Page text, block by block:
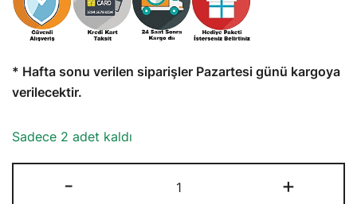
* Hafta sonu verilen siparişler Pazartesi günü kargoya
verilecektir.
Sadece 2 adet kaldı
-
Yaprak
+